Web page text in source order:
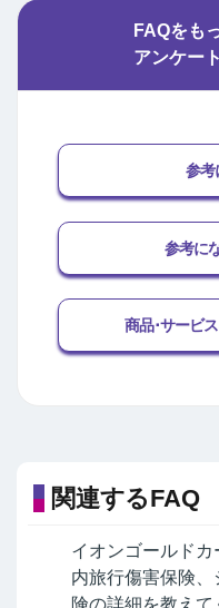
FAQをも
アンケー
参考
参考に
商品･サービ
関連するFAQ
イオンゴールドカ
内旅行傷害保険